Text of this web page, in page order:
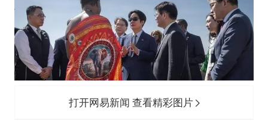
打开网易新闻 查看精彩图片